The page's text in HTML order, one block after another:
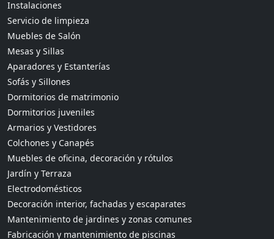
Instalaciones
Servicio de limpieza
Muebles de Salón
Mesas y Sillas
Aparadores y Estanterías
Sofás y Sillones
Dormitorios de matrimonio
Dormitorios juveniles
Armarios y Vestidores
Colchones y Canapés
Muebles de oficina, decoración y rótulos
Jardín y Terraza
Electrodomésticos
Decoración interior, fachadas y escaparates
Mantenimiento de jardines y zonas comunes
Fabricación y mantenimiento de piscinas